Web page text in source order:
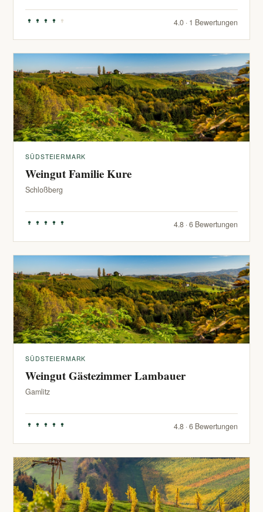
4.0 · 1 Bewertungen
SÜDSTEIERMARK
Weingut Familie Kure
Schloßberg
4.8 · 6 Bewertungen
SÜDSTEIERMARK
Weingut Gästezimmer Lambauer
Gamlitz
4.8 · 6 Bewertungen